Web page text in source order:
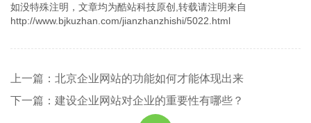
如没特殊注明，文章均为酷站科技原创,转载请注明来自
http://www.bjkuzhan.com/jianzhanzhishi/5022.html
上一篇：北京企业网站的功能如何才能体现出来
下一篇：建设企业网站对企业的重要性有哪些？